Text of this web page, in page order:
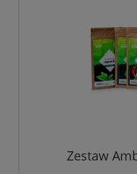
Zestaw